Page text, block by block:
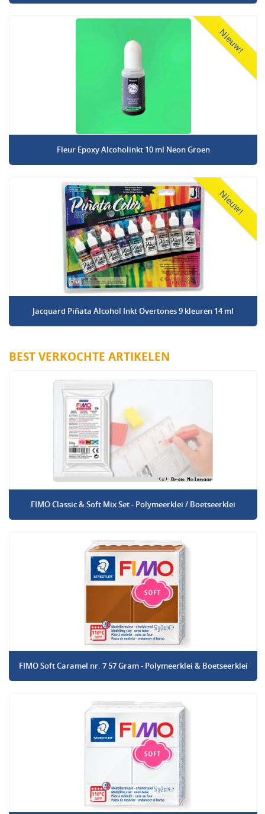
Nieuw!
Fleur Epoxy Alcoholinkt 10 ml Neon Groen
Nieuw!
Jacquard Piñata Alcohol Inkt Overtones 9 kleuren 14 ml
BEST VERKOCHTE ARTIKELEN
FIMO Classic & Soft Mix Set - Polymeerklei / Boetseerklei
FIMO Soft Caramel nr. 7 57 Gram - Polymeerklei & Boetseerklei